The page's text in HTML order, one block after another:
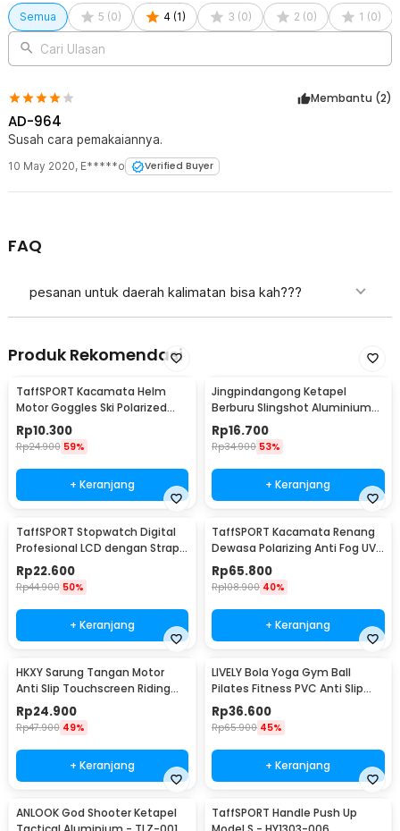
Semua 5 (0) 4 (1 ) 3 (0) 2 (0) 1 (0)
Cari Ulasan
Membantu (2)
AD-964
Susah cara pemakaiannya.
10 May 2020, E*****o Verified Buyer
FAQ
pesanan untuk daerah kalimatan bisa kah???
Produk Rekomendasi
TaffSPORT Kacamata Helm
Motor Goggles Ski Polarized
UV400 Windproof - X400
Rp10.300
Rp24.900 59%
+ Keranjang
Jingpindangong Ketapel
Berburu Slingshot Aluminium
Alloy - OD-014
Rp16.700
Rp34.900 53%
+ Keranjang
TaffSPORT Stopwatch Digital
Profesional LCD dengan Strap -
ZSD-808
Rp22.600
Rp44.900 50%
+ Keranjang
TaffSPORT Kacamata Renang
Dewasa Polarizing Anti Fog UV
Protection - GOG-3610
Rp65.800
Rp108.900 40%
+ Keranjang
HKXY Sarung Tangan Motor
Anti Slip Touchscreen Riding
Glove 1 Pair M
Rp24.900
Rp47.900 49%
+ Keranjang
LIVELY Bola Yoga Gym Ball
Pilates Fitness PVC Anti Slip
55cm
Rp36.600
Rp65.900 45%
+ Keranjang
ANLOOK God Shooter Ketapel
TaffSPORT Handle Push Up